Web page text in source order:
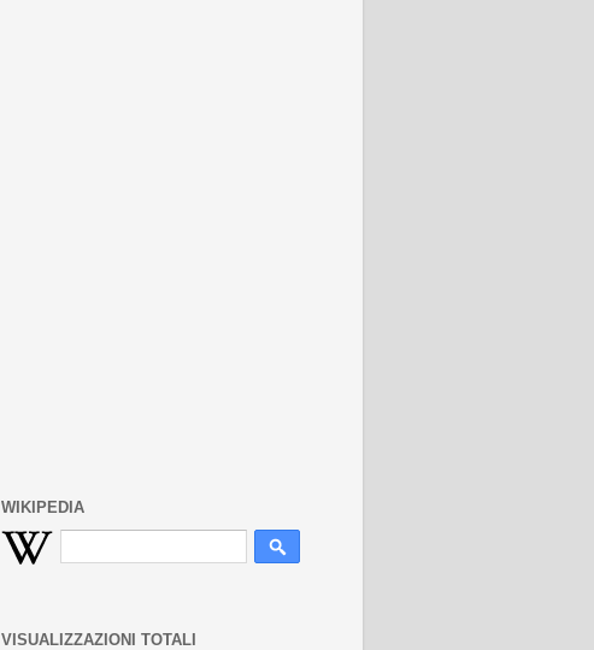
WIKIPEDIA
VISUALIZZAZIONI TOTALI